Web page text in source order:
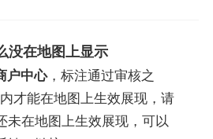
没在地图上显示
户中心，标注通过审核之
才能在地图上生效展现，请
未在地图上生效展现，可以